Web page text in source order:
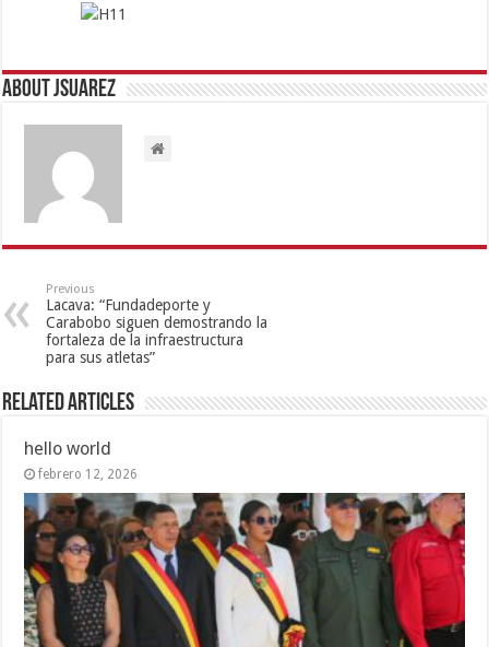
About Jsuarez
Previous
Lacava: “Fundadeporte y
Carabobo siguen demostrando la
fortaleza de la infraestructura
para sus atletas”
Related Articles
hello world
febrero 12, 2026